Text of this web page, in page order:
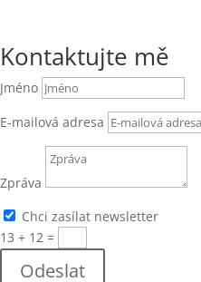
Kontaktujte mě
Jméno
E-mailová adresa
Zpráva
Chci zasílat newsletter
13 + 12 =
Odeslat